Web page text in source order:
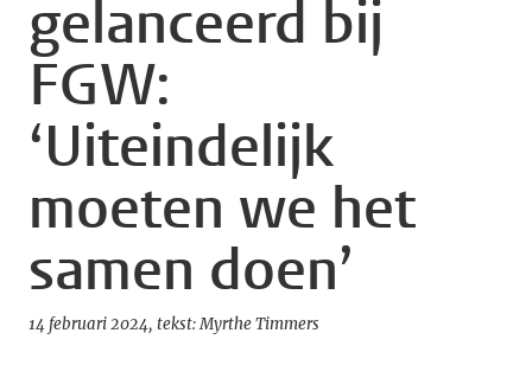
gelanceerd bij
FGW:
‘Uiteindelijk
moeten we het
samen doen’
14 februari 2024 tekst: Myrthe Timmers